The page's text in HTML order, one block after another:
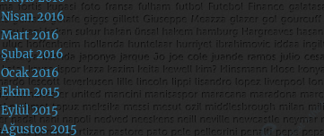
Nisan 2016
Mart 2016
Şubat 2016
Ocak 2016
Ekim 2015
Eylül 2015
Ağustos 2015